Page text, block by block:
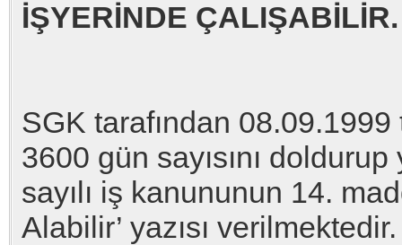
İŞYERİNDE ÇALIŞABİLİR.
SGK tarafından
3600 gün sayısını
sayılı iş kanununun 14.
Alabilir’ yazısı verilmektedir.